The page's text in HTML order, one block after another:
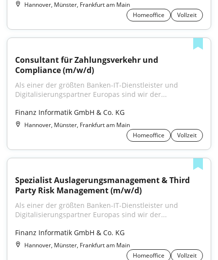
Hannover, Münster, Frankfurt am Main
Homeoffice
Vollzeit
Consultant für Zahlungsverkehr und
Compliance (m/w/d)
Als einer der größten Banken-IT-Dienstleister und
Digitalisierungspartner Europas sind wir der...
Finanz Informatik GmbH & Co. KG
Hannover, Münster, Frankfurt am Main
Homeoffice
Vollzeit
Spezialist Auslagerungsmanagement & Third
Party Risk Management (m/w/d)
Als einer der größten Banken-IT-Dienstleister und
Digitalisierungspartner Europas sind wir der...
Finanz Informatik GmbH & Co. KG
Hannover, Münster, Frankfurt am Main
Homeoffice
Vollzeit